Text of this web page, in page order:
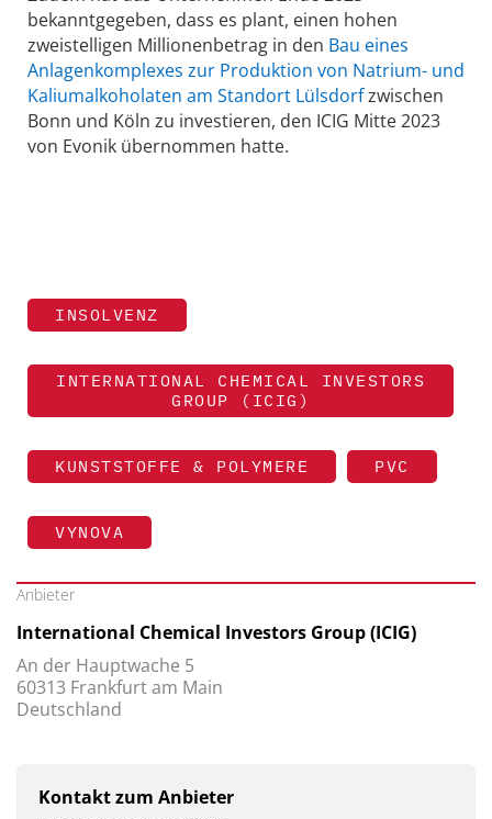
bekanntgegeben, dass es plant, einen hohen
zweistelligen Millionenbetrag in den Bau eines
Anlagenkomplexes zur Produktion von Natrium- und
Kaliumalkoholaten am Standort Lülsdorfzwischen
Bonn und Köln zu investieren, den ICIG Mitte 2023
von Evonik übernommen hatte.
INSOLVENZ
INTERNATIONAL CHEMICAL INVESTORS
GROUP (ICIG)
KUNSTSTOFFE & POLYMERE PVC
VYNOVA
Anbieter
International Chemical Investors Group (ICIG)
An der Hauptwache 5
60313 Frankfurt am Main
Deutschland
Kontakt zum Anbieter